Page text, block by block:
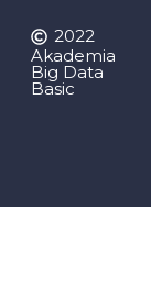
2022
Akademia
Big Data
Basic